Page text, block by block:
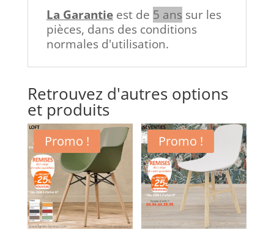
La Garantieest de 5 ans sur les
pièces, dans des conditions
normales d'utilisation.
Retrouvez d'autres options
et produits
Promo ! Promo !